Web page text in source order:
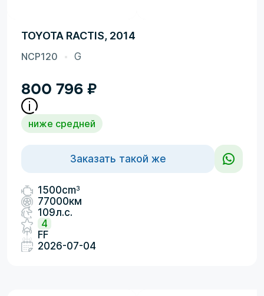
TOYOTA RACTIS, 2014
NCP120 G
800 796 ₽
ниже средней
Заказать такой же
1500cm3
77000км
109л.с.
4
FF
2026-07-04